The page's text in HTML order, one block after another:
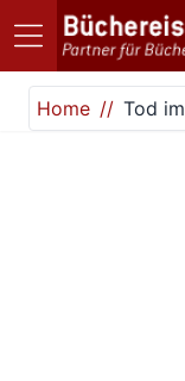
Direkt zum Inhalt
Home
Tod